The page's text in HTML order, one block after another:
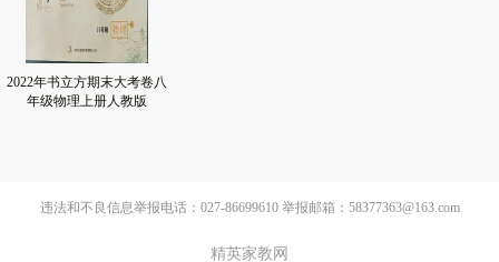
2022年书立方期末大考卷八
年级物理上册人教版
违法和不良信息举报电话：027-86699610 举报邮箱：58377363@163.com
精英家教网